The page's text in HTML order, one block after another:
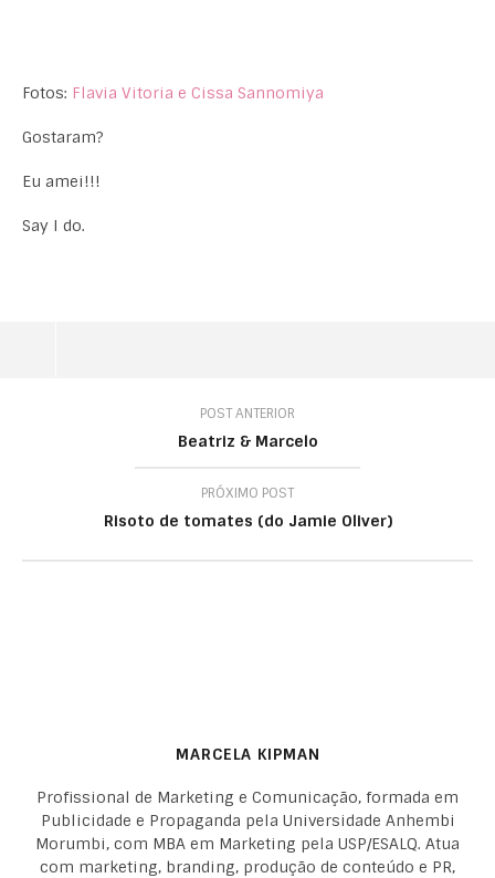
Fotos: Flavia Vitoria e Cissa Sannomiya
Gostaram?
Eu amei!!!
Say I do.
POST ANTERIOR
Beatriz & Marcelo
PRÓXIMO POST
Risoto de tomates (do Jamie Oliver)
MARCELA KIPMAN
Profissional de Marketing e Comunicação, formada em
Publicidade e Propaganda pela Universidade Anhembi
Morumbi, com MBA em Marketing pela USP/ESALQ. Atua
com marketing, branding, produção de conteúdo e PR,